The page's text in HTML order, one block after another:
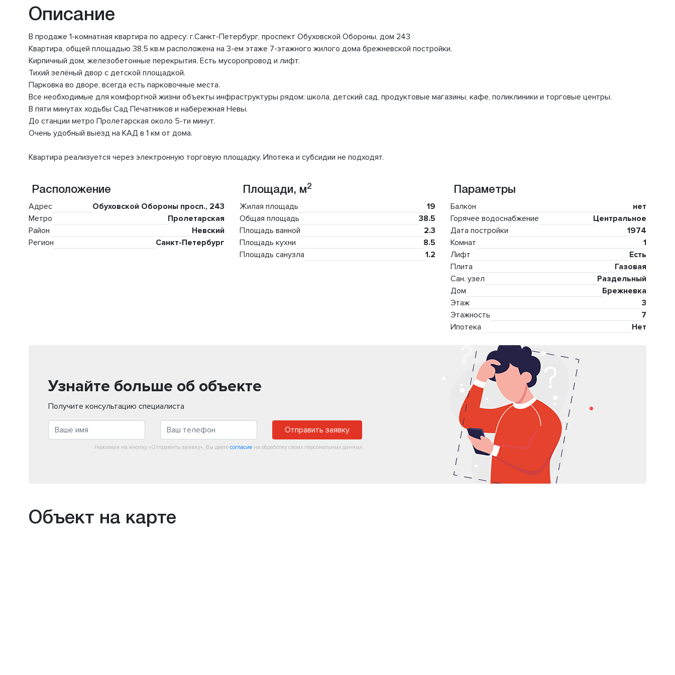
Описание
В продаже 1-комнатная квартира по адресу: г.Санкт-Петербург, проспект Обуховской Обороны, дом 243
Квартира, общей площадью 38,5 кв.м расположена на 3-ем этаже 7-этажного жилого дома брежневской постройки.
Кирпичный дом, железобетонные перекрытия. Есть мусоропровод и лифт.
Тихий зелёный двор с детской площадкой.
Парковка во дворе, всегда есть парковочные места.
Все необходимые для комфортной жизни объекты инфраструктуры рядом: школа, детский сад, продуктовые магазины, кафе, поликлиники и торговые центры.
В пяти минутах ходьбы Сад Печатников и набережная Невы.
До станции метро Пролетарская около 5-ти минут.
Очень удобный выезд на КАД в 1 км от дома.
Квартира реализуется через электронную торговую площадку. Ипотека и субсидии не подходят.
Расположение
Адрес
Обуховской Обороны просп., 243
Метро
Пролетарская
Район
Невский
Регион
Санкт-Петербург
Площади, м2
Жилая площадь
19
Общая площадь
38.5
Площадь ванной
2.3
Площадь кухни
8.5
Площадь санузла
1.2
Параметры
Балкон
нет
Горячее водоснабжение
Центральное
Дата постройки
1974
Комнат
1
Лифт
Есть
Плита
Газовая
Сан. узел
Раздельный
Дом
Брежневка
Этаж
3
Этажность
7
Ипотека
Нет
Узнайте больше об объекте
Получите консультацию специалиста
Отправить заявку
Нажимая на кнопку «Отправить заявку», Вы даете согласиена обработку своих персональных данных.
Объект на карте